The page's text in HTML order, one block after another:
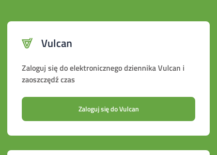
Vulcan
Zaloguj się do elektronicznego dziennika Vulcan i
zaoszczędź czas
Zaloguj się do Vulcan